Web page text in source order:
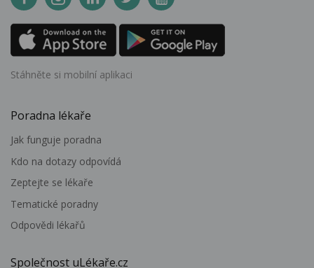
Stáhněte si mobilní aplikaci
Poradna lékaře
Jak funguje poradna
Kdo na dotazy odpovídá
Zeptejte se lékaře
Tematické poradny
Odpovědi lékařů
Společnost uLékaře.cz